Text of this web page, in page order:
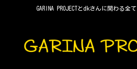
GARINA PROJECTとdkさんに関わる全